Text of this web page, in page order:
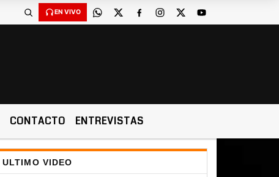
EN VIVO
CONTACTO ENTREVISTAS
ULTIMO VIDEO